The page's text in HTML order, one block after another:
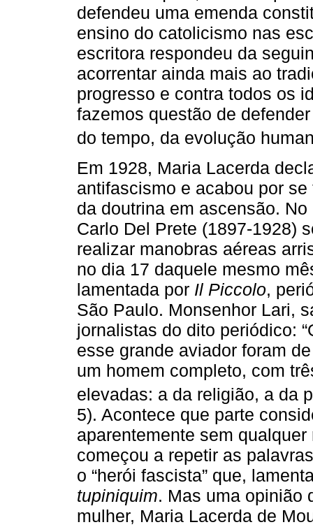
defendeu uma emenda
ensino do catolicismo nas
escritora respondeu da
acorrentar ainda mais ao
progresso e contra todos os
fazemos questão de
do tempo, da evolução
Em 1928, Maria Lacerda
antifascismo e acabou por
da doutrina em ascensão.
Carlo Del Prete (1897-1928)
realizar manobras aéreas
no dia 17 daquele mesmo
lamentada por Il Piccolo,
São Paulo. Monsenhor Lari,
jornalistas do dito periódico:
esse grande aviador foram
um homem completo, com
elevadas: a da religião, a da
5). Acontece que parte
aparentemente sem
começou a repetir as
o “herói fascista” que,
tupiniquim. Mas uma opinião
mulher, Maria Lacerda de